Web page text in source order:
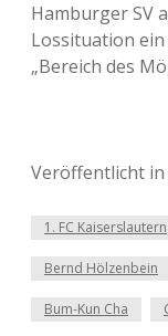
Hamburger SV
Lossituation
„Bereich des
Veröffentlicht in
1. FC Kaiserslautern
Bernd Hölzenbein
Bum-Kun Cha